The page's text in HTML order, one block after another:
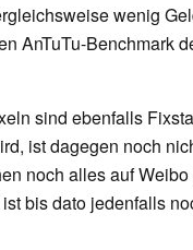
wenig
AnTuTu-Benchmark
sind ebenfalls
ist dagegen noch
noch alles auf
bis dato jedenfalls